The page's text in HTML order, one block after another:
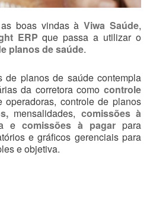
boas vindas à Viwa Saúde,
ERP que passa a utilizar o
planos de saúde.
de planos de saúde contempla
da corretora como controle
operadoras, controle de planos
mensalidades, comissões à
e comissões à pagar para
e gráficos gerenciais para
e objetiva.